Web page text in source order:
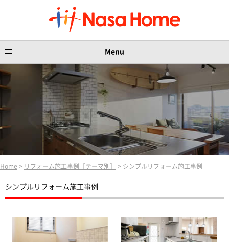
Menu
Home > リフォーム施工事例［テーマ別］ > シンプルリフォーム施工事例
シンプルリフォーム施工事例